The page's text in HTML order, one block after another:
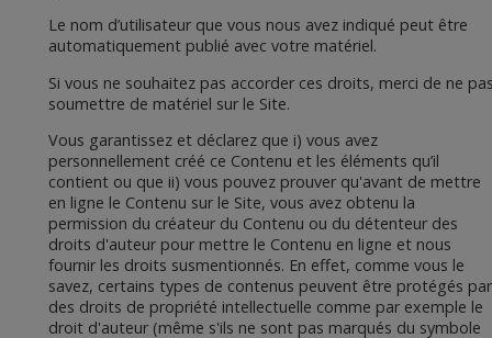
Le nom d’utilisateur que vous nous avez indiqué peut être
automatiquement publié avec votre matériel.
Si vous ne souhaitez pas accorder ces droits, merci de ne
soumettre de matériel sur le Site.
Vous garantissez et déclarez que i) vous avez
personnellement créé ce Contenu et les éléments qu’il
contient ou que ii) vous pouvez prouver qu'avant de mettre
en ligne le Contenu sur le Site, vous avez obtenu la
permission du créateur du Contenu ou du détenteur des
droits d'auteur pour mettre le Contenu en ligne et nous
fournir les droits susmentionnés. En effet, comme vous le
savez, certains types de contenus peuvent être protégés par
des droits de propriété intellectuelle comme par exemple le
droit d'auteur (même s'ils ne sont pas marqués du symbole